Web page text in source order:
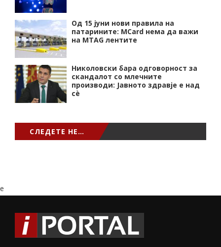
Од 15 јуни нови правила на
патарините: MCard нема да важи
на MTAG лентите
Николовски бара одговорност за
скандалот со млечните
производи: Јавното здравје е над
сѐ
СЛЕДЕТЕ НЕ…
e